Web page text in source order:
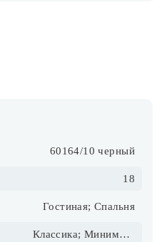
60164/10 черный
18
Гостиная; Спальня
Классика; Минимализм